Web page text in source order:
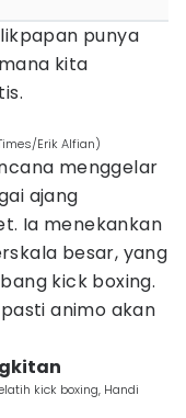
punya
kita
Erik Alfian)
menggelar
ajang
Ia menekankan
besar, yang
kick boxing.
animo akan
kick boxing, Handi